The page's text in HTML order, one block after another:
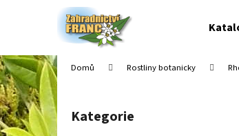
Domů Rostliny botanicky
P
o
s
Přeskočit
kategorie
Kategorie
í
k
Zpět
do
obchodu
Zpět
do
obchodu